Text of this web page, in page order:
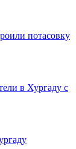
потасовку
в Хургаду с